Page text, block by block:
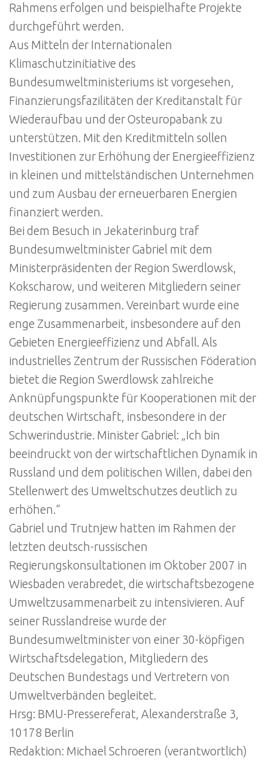
Rahmens erfolgen und beispielhafte Projekte
durchgeführt werden.
Aus Mitteln der Internationalen
Klimaschutzinitiative des
Bundesumweltministeriums ist vorgesehen,
Finanzierungsfazilitäten der Kreditanstalt für
Wiederaufbau und der Osteuropabank zu
unterstützen. Mit den Kreditmitteln sollen
Investitionen zur Erhöhung der Energieeffizienz
in kleinen und mittelständischen Unternehmen
und zum Ausbau der erneuerbaren Energien
finanziert werden.
Bei dem Besuch in Jekaterinburg traf
Bundesumweltminister Gabriel mit dem
Ministerpräsidenten der Region Swerdlowsk,
Kokscharow, und weiteren Mitgliedern seiner
Regierung zusammen. Vereinbart wurde eine
enge Zusammenarbeit, insbesondere auf den
Gebieten Energieeffizienz und Abfall. Als
industrielles Zentrum der Russischen Föderation
bietet die Region Swerdlowsk zahlreiche
Anknüpfungspunkte für Kooperationen mit der
deutschen Wirtschaft, insbesondere in der
Schwerindustrie. Minister Gabriel: „Ich bin
beeindruckt von der wirtschaftlichen Dynamik in
Russland und dem politischen Willen, dabei den
Stellenwert des Umweltschutzes deutlich zu
erhöhen.“
Gabriel und Trutnjew hatten im Rahmen der
letzten deutsch-russischen
Regierungskonsultationen im Oktober 2007 in
Wiesbaden verabredet, die wirtschaftsbezogene
Umweltzusammenarbeit zu intensivieren. Auf
seiner Russlandreise wurde der
Bundesumweltminister von einer 30-köpfigen
Wirtschaftsdelegation, Mitgliedern des
Deutschen Bundestags und Vertretern von
Umweltverbänden begleitet.
Hrsg: BMU-Pressereferat, Alexanderstraße 3,
10178 Berlin
Redaktion: Michael Schroeren (verantwortlich)